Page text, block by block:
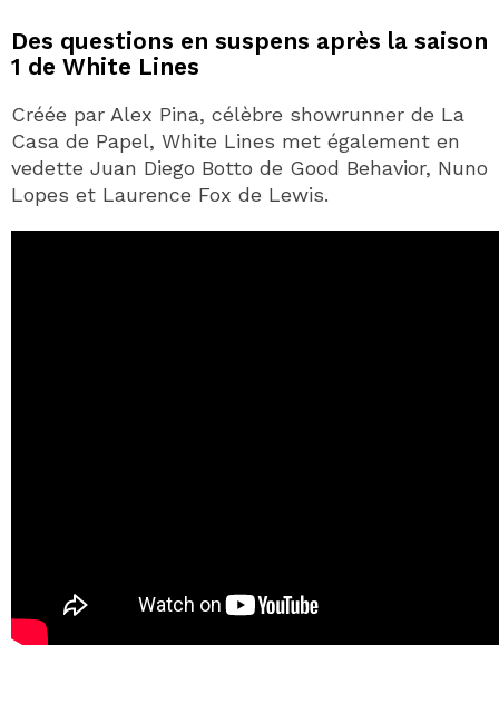
Des questions en suspens après la saison
1 de White Lines
Créée par Alex Pina, célèbre showrunner de La
Casa de Papel, White Lines met également en
vedette Juan Diego Botto de Good Behavior, Nuno
Lopes et Laurence Fox de Lewis.